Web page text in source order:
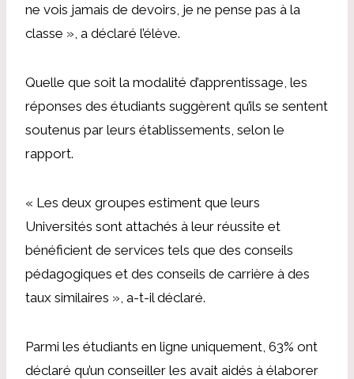
ne vois jamais de devoirs, je ne pense pas à la
classe », a déclaré l’élève.
Quelle que soit la modalité d’apprentissage, les
réponses des étudiants suggèrent qu’ils se sentent
soutenus par leurs établissements, selon le
rapport.
« Les deux groupes estiment que leurs
Universités sont attachés à leur réussite et
bénéficient de services tels que des conseils
pédagogiques et des conseils de carrière à des
taux similaires », a-t-il déclaré.
Parmi les étudiants en ligne uniquement, 63% ont
déclaré qu’un conseiller les avait aidés à élaborer